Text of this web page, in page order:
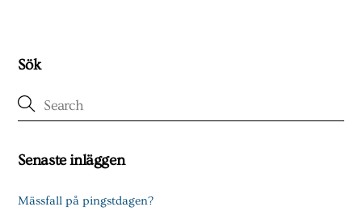
Sök
Senaste inläggen
Mässfall på pingstdagen?